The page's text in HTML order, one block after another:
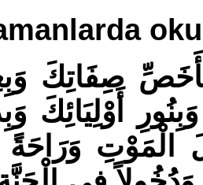
صِفَاتِكَ
أَوْلِيَائِكَ
الْمَوْتِ